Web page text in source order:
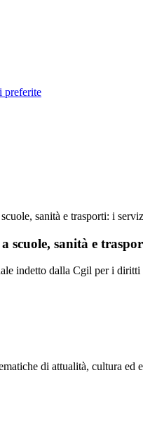
preferite
sanità e trasporti: i
scuole, sanità e
indetto dalla Cgil per i
di attualità, cultura